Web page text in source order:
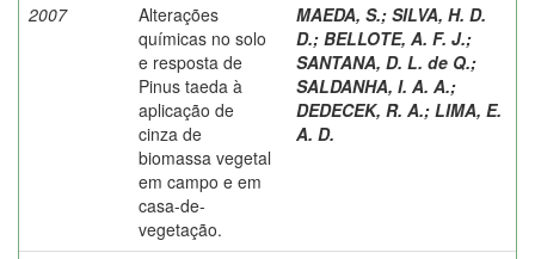
2007
Alterações
químicas no solo
e resposta de
Pinus taeda à
aplicação de
cinza de
biomassa vegetal
em campo e em
casa-de-
vegetação.
MAEDA, S.; SILVA, H. D.
D.; BELLOTE, A. F. J.;
SANTANA, D. L. de Q.;
SALDANHA, I. A. A.;
DEDECEK, R. A.; LIMA, E.
A. D.